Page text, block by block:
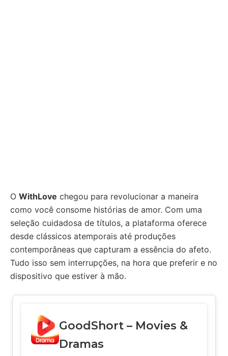
O WithLove chegou para revolucionar a maneira
como você consome histórias de amor. Com uma
seleção cuidadosa de títulos, a plataforma oferece
desde clássicos atemporais até produções
contemporâneas que capturam a essência do afeto.
Tudo isso sem interrupções, na hora que preferir e no
dispositivo que estiver à mão.
GoodShort – Movies &
Dramas